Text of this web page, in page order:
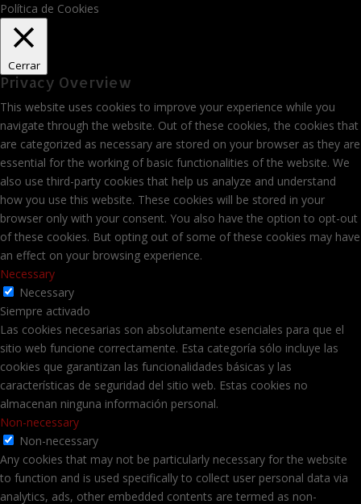
Política de Cookies
Cerrar
Privacy Overview
This website uses cookies to improve your experience while you
navigate through the website. Out of these cookies, the cookies that
are categorized as necessary are stored on your browser as they are
essential for the working of basic functionalities of the website. We
also use third-party cookies that help us analyze and understand
how you use this website. These cookies will be stored in your
browser only with your consent. You also have the option to opt-out
of these cookies. But opting out of some of these cookies may have
an effect on your browsing experience.
Necessary
Necessary
Siempre activado
Las cookies necesarias son absolutamente esenciales para que el
sitio web funcione correctamente. Esta categoría sólo incluye las
cookies que garantizan las funcionalidades básicas y las
características de seguridad del sitio web. Estas cookies no
almacenan ninguna información personal.
Non-necessary
Non-necessary
Any cookies that may not be particularly necessary for the website
to function and is used specifically to collect user personal data via
analytics, ads, other embedded contents are termed as non-